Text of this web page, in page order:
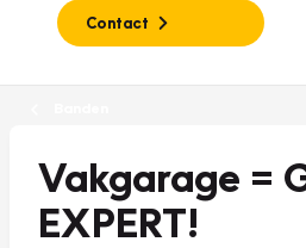
Contact
Vakgarage =
EXPERT!